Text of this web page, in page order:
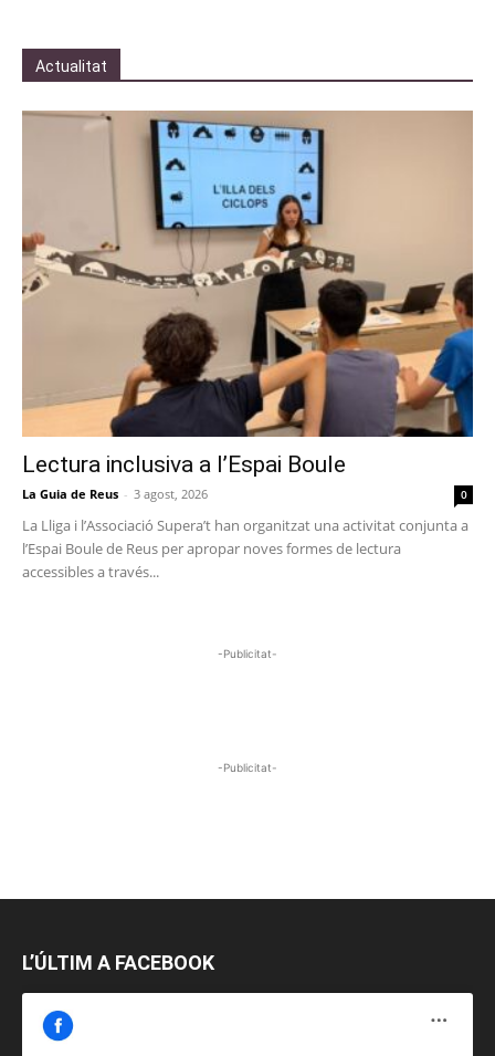
Actualitat
Lectura inclusiva a l’Espai Boule
La Guia de Reus - 3 agost, 2026 0
La Lliga i l’Associació Supera’t han organitzat una activitat conjunta a
l’Espai Boule de Reus per apropar noves formes de lectura
accessibles a través...
-Publicitat-
-Publicitat-
L’ÚLTIM A FACEBOOK